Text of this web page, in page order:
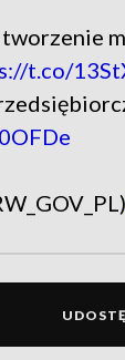
tworzenie
t.co/